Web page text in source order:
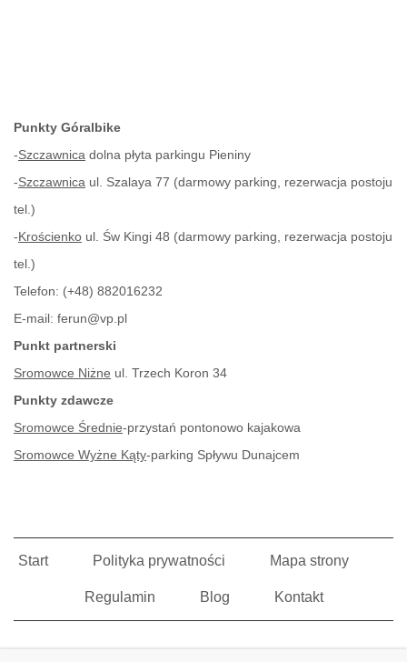
Punkty Góralbike
-Szczawnica dolna płyta parkingu Pieniny
-Szczawnica ul. Szalaya 77 (darmowy parking, rezerwacja postoju
tel.)
-Krościenko ul. Św Kingi 48 (darmowy parking, rezerwacja postoju
tel.)
Telefon: (+48) 882016232
E-mail: ferun@vp.pl
Punkt partnerski
Sromowce Niżne ul. Trzech Koron 34
Punkty zdawcze
Sromowce Średnie-przystań pontonowo kajakowa
Sromowce Wyżne Kąty-parking Spływu Dunajcem
Start Polityka prywatności Mapa strony
Regulamin Blog Kontakt